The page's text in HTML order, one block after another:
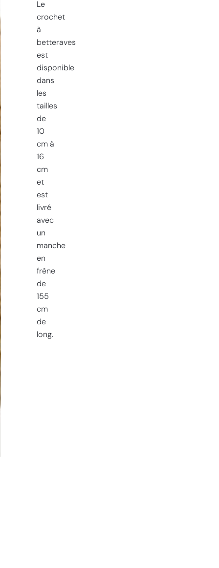
Le
crochet
à
betteraves
est
disponible
dans
les
tailles
de
10
cm à
16
cm
et
est
livré
avec
un
manche
en
frêne
de
155
cm
de
long.